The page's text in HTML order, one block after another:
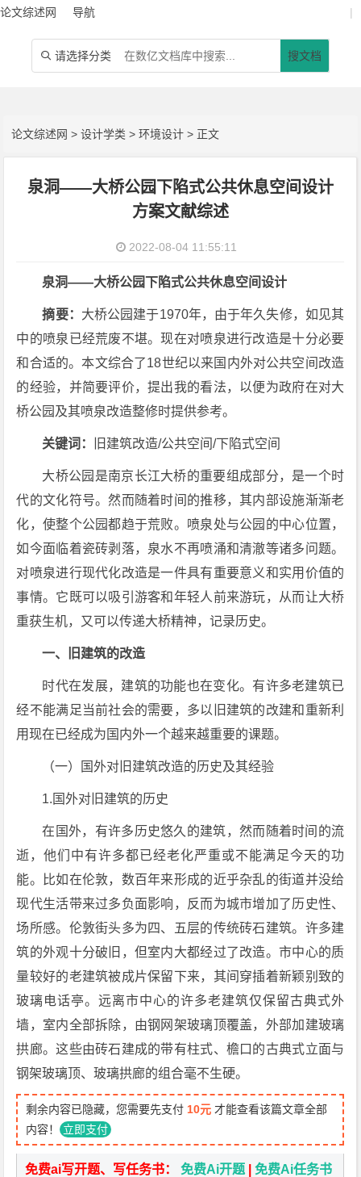
论文综述网 导航 |
 请选择分类 搜文档
论文综述网 >设计学类 >环境设计 > 正文
泉洞——大桥公园下陷式公共休息空间设计
方案文献综述
2022-08-04 11:55:11
泉洞——大桥公园下陷式公共休息空间设计
摘要： 大桥公园建于1970年，由于年久失修，如见其
中的喷泉已经荒废不堪。现在对喷泉进行改造是十分必要
和合适的。本文综合了18世纪以来国内外对公共空间改造
的经验，并简要评价，提出我的看法，以便为政府在对大
桥公园及其喷泉改造整修时提供参考。
关键词： 旧建筑改造/公共空间/下陷式空间
大桥公园是南京长江大桥的重要组成部分，是一个时
代的文化符号。然而随着时间的推移，其内部设施渐渐老
化，使整个公园都趋于荒败。喷泉处与公园的中心位置，
如今面临着瓷砖剥落，泉水不再喷涌和清澈等诸多问题。
对喷泉进行现代化改造是一件具有重要意义和实用价值的
事情。它既可以吸引游客和年轻人前来游玩，从而让大桥
重获生机，又可以传递大桥精神，记录历史。
一、旧建筑的改造
时代在发展，建筑的功能也在变化。有许多老建筑已
经不能满足当前社会的需要，多以旧建筑的改建和重新利
用现在已经成为国内外一个越来越重要的课题。
（一）国外对旧建筑改造的历史及其经验
1.国外对旧建筑的历史
在国外，有许多历史悠久的建筑，然而随着时间的流
逝，他们中有许多都已经老化严重或不能满足今天的功
能。比如在伦敦，数百年来形成的近乎杂乱的街道并没给
现代生活带来过多负面影响，反而为城市增加了历史性、
场所感。伦敦街头多为四、五层的传统砖石建筑。许多建
筑的外观十分破旧，但室内大都经过了改造。市中心的质
量较好的老建筑被成片保留下来，其间穿插着新颖别致的
玻璃电话亭。远离市中心的许多老建筑仅保留古典式外
墙，室内全部拆除，由钢网架玻璃顶覆盖，外部加建玻璃
拱廊。这些由砖石建成的带有柱式、檐口的古典式立面与
钢架玻璃顶、玻璃拱廊的组合毫不生硬。
剩余内容已隐藏，您需要先支付 10元 才能查看该篇文章全部
内容！ 立即支付
免费ai写开题、写任务书：免费Ai开题 |免费Ai任务书